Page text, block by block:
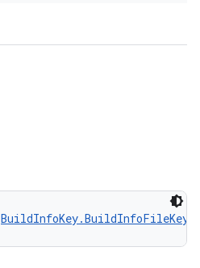
BuildInfoKey.BuildInfoFileKey